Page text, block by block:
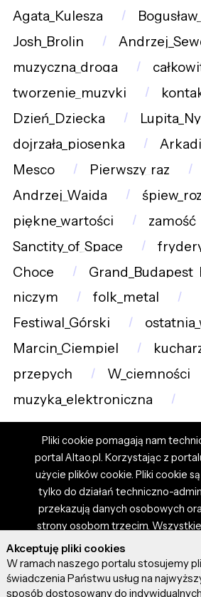
Agata_Kulesza
Josh_Brolin
muzyczna_droga
tworzenie_muzyki
Dzień_Dziecka
dojrzała_piosenka
Mesco
Pierwszy_raz
Andrzej_Wajda
piękne_wartości
zamość
Sanctity_of_Space
Choce
niczym
folk_metal
Festiwal_Górski
Marcin_Ciempiel
przepych
W_ciemności
muzyka_elektroniczna
Pliki cookie pomagają nam
portal Altao.pl. Korzystając z
użycie plików cookie. Pliki cookie
tylko do działań techniczno-
przekazują danych osobowych
strony osobom trzecim.
zdjęciami i materiałami
własnością użytkowników.
portalu nie ponosi
prezentowane przez autorów
Akceptuję pliki cookies
W ramach naszego portalu stosujemy
świadczenia Państwu usług na
sposób dostosowany do